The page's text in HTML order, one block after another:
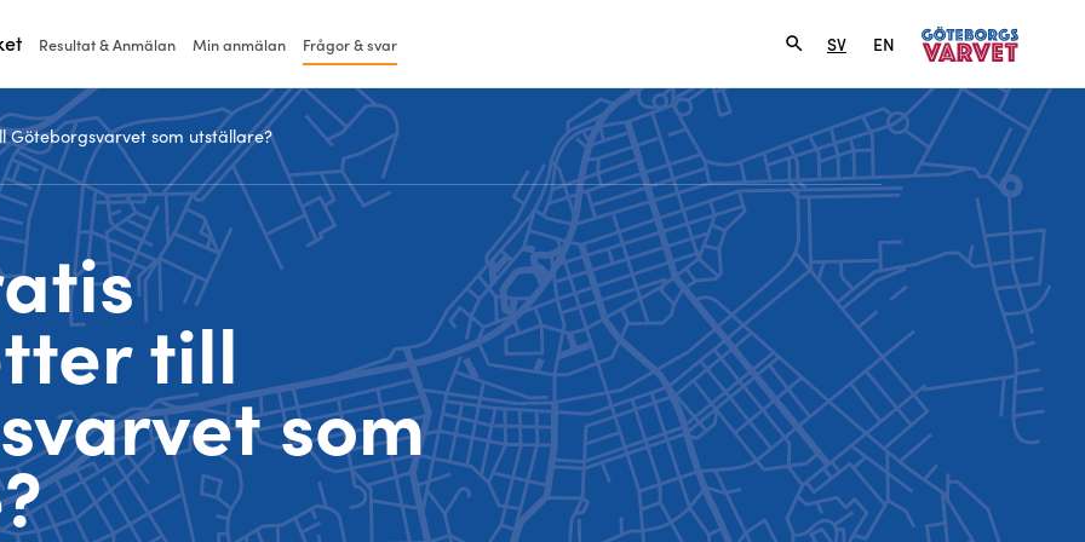
Resultat & Anmälan Min anmälan Frågor & svar SV EN
som utställare?
till
som